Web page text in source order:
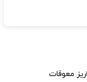
معوقات